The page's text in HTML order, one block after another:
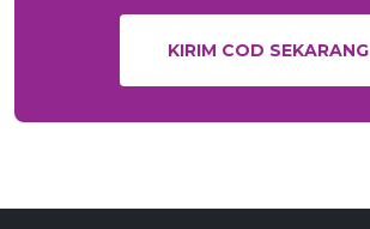
KIRIM COD SEKARANG